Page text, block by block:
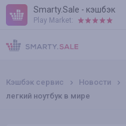
Smarty.Sale - кэшбэк
Play Market:
ПРАВИЛА
ПЛАГИНЫ
Кэшбэк сервис Новости
легкий ноутбук в мире